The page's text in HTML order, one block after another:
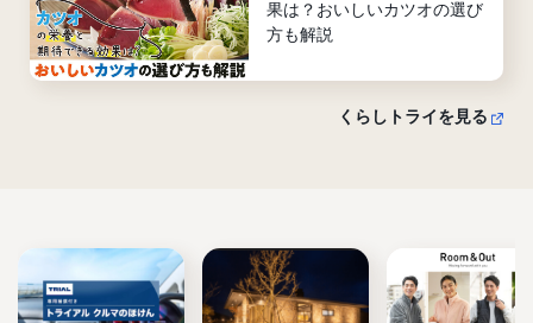
果は？おいしいカツオの選び
方も解説
くらしトライを見る